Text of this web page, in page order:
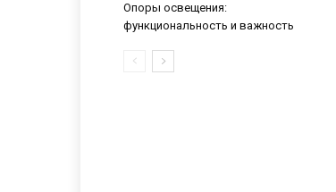
Опоры освещения:
функциональность и важность